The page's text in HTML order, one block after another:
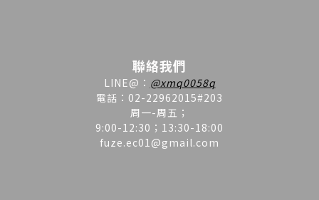
聯絡我們
LINE@ ： @xmq0058q
電話：02-22962015#203
周一-周五；
9:00-12:30；13:30-18:00
fuze.ec01@gmail.com